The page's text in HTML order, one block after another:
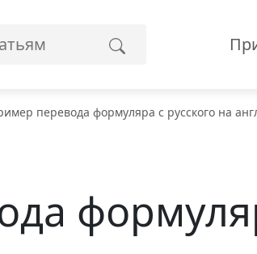
перевода формуляра с русского на